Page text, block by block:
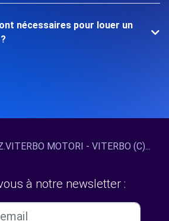
nécessaires pour louer un
MOTORI - VITERBO (C)...
à notre newsletter :